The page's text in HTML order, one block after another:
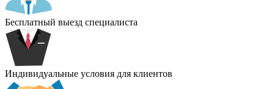
Бесплатный выезд специалиста
Индивидуальные условия для клиентов